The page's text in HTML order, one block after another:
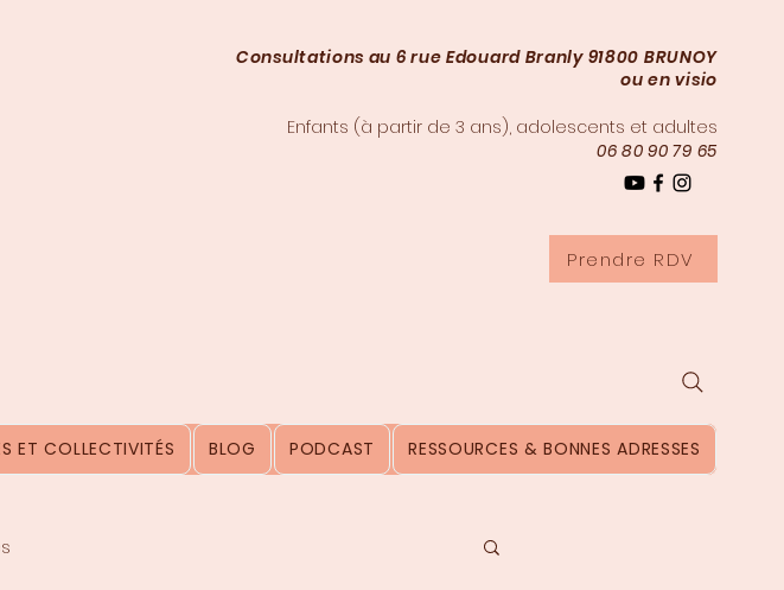
Consultations au 6 rue Edouard Branly 91800 BRUNOY
ou en visio
Enfants (à partir de 3 ans), adolescents et adultes
06 80 90 79 65
Prendre RDV
ET COLLECTIVITÉS BLOG PODCAST RESSOURCES & BONNES ADRESSES